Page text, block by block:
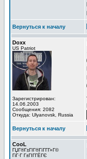
Вернуться к началу
Doxx
US Patriot
Зарегистрирован:
14.06.2003
Сообщения: 2082
Откуда: Ulyanovsk, Russia
Вернуться к началу
CooL
ГЏГ®Г±ГІГ®ГїГ­Г­Г»Г©
ГіГ·Г Г±ГІГ­ГЁГЄ